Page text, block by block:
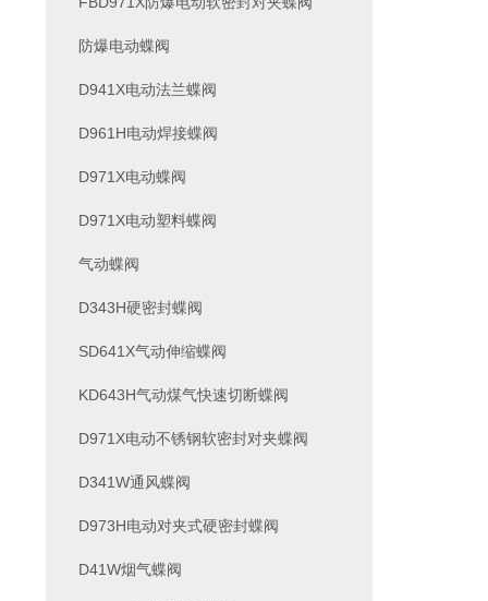
防爆电动蝶阀
D941X电动法兰蝶阀
D961H电动焊接蝶阀
D971X电动蝶阀
D971X电动塑料蝶阀
气动蝶阀
D343H硬密封蝶阀
SD641X气动伸缩蝶阀
KD643H气动煤气快速切断蝶阀
D971X电动不锈钢软密封对夹蝶阀
D341W通风蝶阀
D973H电动对夹式硬密封蝶阀
D41W烟气蝶阀